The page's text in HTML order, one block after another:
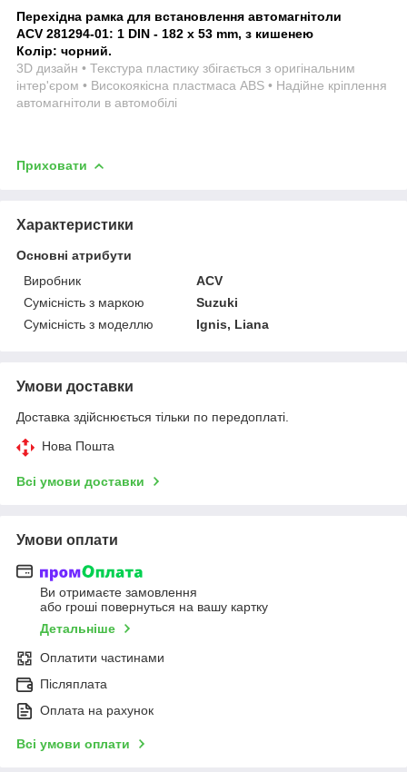
Перехідна рамка для встановлення автомагнітоли
ACV 281294-01: 1 DIN - 182 x 53 mm, з кишенею
Колір: чорний.
3D дизайн • Текстура пластику збігається з оригінальним
інтер'єром • Високоякісна пластмаса ABS • Надійне кріплення
автомагнітоли в автомобілі
Приховати
Характеристики
Основні атрибути
Виробник
ACV
Сумісність з маркою
Suzuki
Сумісність з моделлю
Ignis, Liana
Умови доставки
Доставка здійснюється тільки по передоплаті.
Нова Пошта
Всі умови доставки
Умови оплати
Ви отримаєте замовлення
або гроші повернуться на вашу картку
Детальніше
Оплатити частинами
Післяплата
Оплата на рахунок
Всі умови оплати